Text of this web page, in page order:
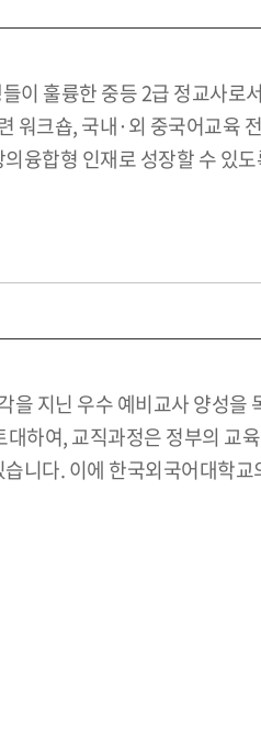
이 훌륭한 중등 2급 정교사로
워크숍, 국내·외 중국어교육
융합형 인재로 성장할 수 있
지닌 우수 예비교사 양성을
하여, 교직과정은 정부의 교
니다. 이에 한국외국어대학